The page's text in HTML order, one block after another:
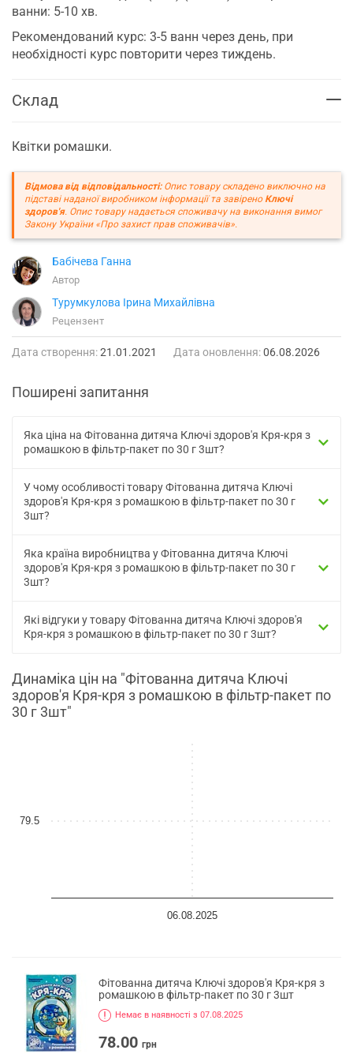
ванни: 5-10 хв.
Рекомендований курс: 3-5 ванн через день, при
необхідності курс повторити через тиждень.
Склад
Квітки ромашки.
Відмова від відповідальності:Опис товару складено виключно на
підставі наданої виробником інформації та завірено Ключі
здоров'я. Опис товару надається споживачу на виконання вимог
Закону України «Про захист прав споживачів».
Бабічева Ганна
Автор
Турумкулова Ірина Михайлівна
Рецензент
Дата створення:21.01.2021 Дата оновлення:06.08.2026
Поширені запитання
Яка ціна на Фітованна дитяча Ключі здоров'я Кря-кря з
ромашкою в фільтр-пакет по 30 г 3шт?
У чому особливості товару Фітованна дитяча Ключі
здоров'я Кря-кря з ромашкою в фільтр-пакет по 30 г
3шт?
Яка країна виробництва у Фітованна дитяча Ключі
здоров'я Кря-кря з ромашкою в фільтр-пакет по 30 г
3шт?
Які відгуки у товару Фітованна дитяча Ключі здоров'я
Кря-кря з ромашкою в фільтр-пакет по 30 г 3шт?
Динаміка цін на "Фітованна дитяча Ключі
здоров'я Кря-кря з ромашкою в фільтр-пакет по
30 г 3шт"
06.08.2025
79.5
Фітованна дитяча Ключі здоров'я Кря-кря з
ромашкою в фільтр-пакет по 30 г 3шт
Немає в наявності з 07.08.2025
78.00 грн